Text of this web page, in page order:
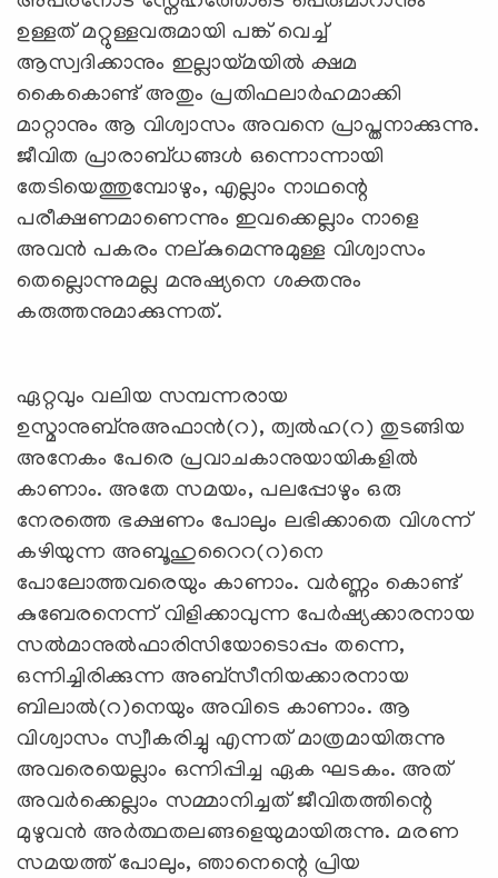
ഉള്ളത് മറ്റുള്ളവരുമായി പങ്ക് വെച്ച്
ആസ്വദിക്കാനും ഇല്ലായ്മയില്‍ ക്ഷമ
കൈകൊണ്ട് അതും പ്രതിഫലാര്‍ഹമാക്കി
മാറ്റാനും ആ വിശ്വാസം അവനെ പ്രാപ്തനാക്കുന്നു.
ജീവിത പ്രാരാബ്ധങ്ങള്‍ ഒന്നൊന്നായി
തേടിയെത്തുമ്പോഴും, എല്ലാം നാഥന്റെ
പരീക്ഷണമാണെന്നും ഇവക്കെല്ലാം നാളെ
അവന്‍ പകരം നല്കുമെന്നുമുള്ള വിശ്വാസം
തെല്ലൊന്നുമല്ല മനുഷ്യനെ ശക്തനും
കരുത്തനുമാക്കുന്നത്.
ഏറ്റവും വലിയ സമ്പന്നരായ
ഉസ്മാനുബ്നുഅഫാന്‍(റ), ത്വല്‍ഹ(റ) തുടങ്ങിയ
അനേകം പേരെ പ്രവാചകാനുയായികളില്‍
കാണാം. അതേ സമയം, പലപ്പോഴും ഒരു
നേരത്തെ ഭക്ഷണം പോലും ലഭിക്കാതെ വിശന്ന്
കഴിയുന്ന അബൂഹുറൈറ(റ)നെ
പോലോത്തവരെയും കാണാം. വര്‍ണ്ണം കൊണ്ട്
കുബേരനെന്ന് വിളിക്കാവുന്ന പേര്‍ഷ്യക്കാരനായ
സല്‍മാനുല്‍ഫാരിസിയോടൊപ്പം തന്നെ,
ഒന്നിച്ചിരിക്കുന്ന അബ്സീനിയക്കാരനായ
ബിലാല്‍(റ)നെയും അവിടെ കാണാം. ആ
വിശ്വാസം സ്വീകരിച്ചു എന്നത് മാത്രമായിരുന്നു
അവരെയെല്ലാം ഒന്നിപ്പിച്ച ഏക ഘടകം. അത്
അവര്‍ക്കെല്ലാം സമ്മാനിച്ചത് ജീവിതത്തിന്റെ
മുഴുവന്‍ അര്‍ത്ഥതലങ്ങളെയുമായിരുന്നു. മരണ
സമയത്ത് പോലും, ഞാനെന്റെ പ്രിയ